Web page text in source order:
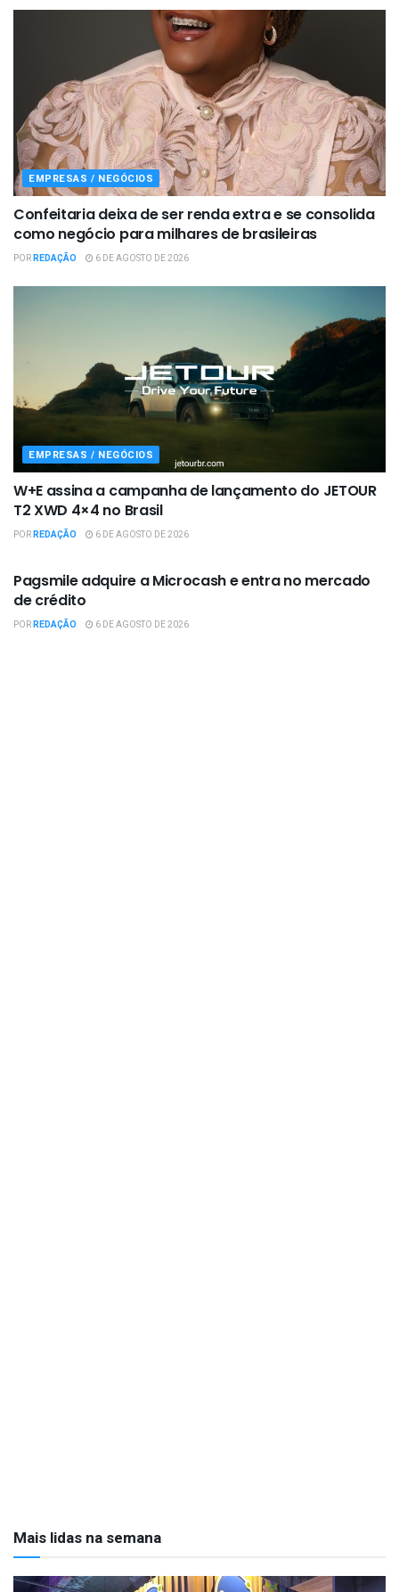
EMPRESAS / NEGÓCIOS
Confeitaria deixa de ser renda extra e se consolida
como negócio para milhares de brasileiras
PORREDAÇÃO 6 DE AGOSTO DE 2026
EMPRESAS / NEGÓCIOS
W+E assina a campanha de lançamento do JETOUR
T2 XWD 4×4 no Brasil
PORREDAÇÃO 6 DE AGOSTO DE 2026
Pagsmile adquire a Microcash e entra no mercado
de crédito
PORREDAÇÃO 6 DE AGOSTO DE 2026
Mais lidas na semana